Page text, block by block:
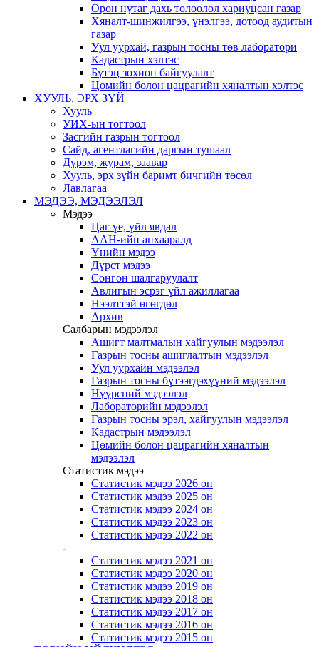
Орон нутаг дахь төлөөлөл хариуцсан газар
Хяналт-шинжилгээ, үнэлгээ, дотоод аудитын
газар
Уул уурхай, газрын тосны төв лаборатори
Кадастрын хэлтэс
Бүтэц зохион байгуулалт
Цөмийн болон цацрагийн хяналтын хэлтэс
ХУУЛЬ, ЭРХ ЗҮЙ
Хууль
УИХ-ын тогтоол
Засгийн газрын тогтоол
Сайд, агентлагийн даргын тушаал
Дүрэм, журам, заавар
Хууль, эрх зүйн баримт бичгийн төсөл
Лавлагаа
МЭДЭЭ, МЭДЭЭЛЭЛ
Мэдээ
Цаг үе, үйл явдал
ААН-ийн анхааралд
Үнийн мэдээ
Дүрст мэдээ
Сонгон шалгаруулалт
Авлигын эсрэг үйл ажиллагаа
Нээлттэй өгөгдөл
Архив
Салбарын мэдээлэл
Ашигт малтмалын хайгуулын мэдээлэл
Газрын тосны ашиглалтын мэдээлэл
Уул уурхайн мэдээлэл
Газрын тосны бүтээгдэхүүний мэдээлэл
Нүүрсний мэдээлэл
Лабораторийн мэдээлэл
Газрын тосны эрэл, хайгуулын мэдээлэл
Кадастрын мэдээлэл
Цөмийн болон цацрагийн хяналтын
мэдээлэл
Статистик мэдээ
Статистик мэдээ 2026 он
Статистик мэдээ 2025 он
Статистик мэдээ 2024 он
Статистик мэдээ 2023 он
Статистик мэдээ 2022 он
-
Статистик мэдээ 2021 он
Статистик мэдээ 2020 он
Статистик мэдээ 2019 он
Статистик мэдээ 2018 он
Статистик мэдээ 2017 он
Статистик мэдээ 2016 он
Статистик мэдээ 2015 он